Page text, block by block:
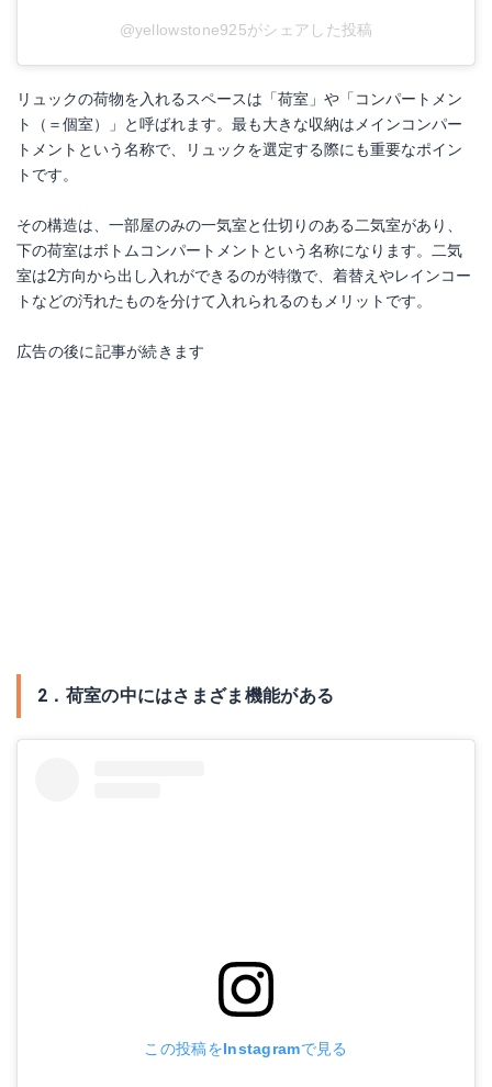
@yellowstone925がシェアした投稿
リュックの荷物を入れるスペースは「荷室」や「コンパートメン
ト（＝個室）」と呼ばれます。最も大きな収納はメインコンパー
トメントという名称で、リュックを選定する際にも重要なポイン
トです。
その構造は、一部屋のみの一気室と仕切りのある二気室があり、
下の荷室はボトムコンパートメントという名称になります。二気
室は2方向から出し入れができるのが特徴で、着替えやレインコー
トなどの汚れたものを分けて入れられるのもメリットです。
広告の後に記事が続きます
2．荷室の中にはさまざま機能がある
この投稿をInstagramで見る